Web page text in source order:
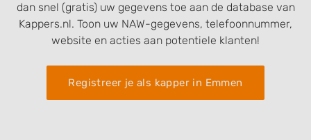
dan snel (gratis) uw gegevens toe aan de database van
Kappers.nl. Toon uw NAW-gegevens, telefoonnummer,
website en acties aan potentiele klanten!
Registreer je als kapper in Emmen